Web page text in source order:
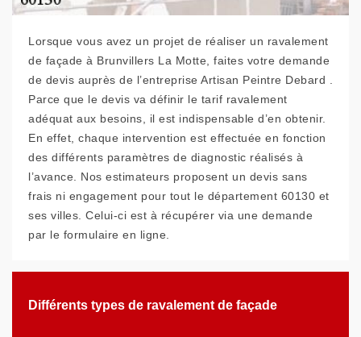
Lorsque vous avez un projet de réaliser un ravalement
de façade à Brunvillers La Motte, faites votre demande
de devis auprès de l’entreprise Artisan Peintre Debard .
Parce que le devis va définir le tarif ravalement
adéquat aux besoins, il est indispensable d’en obtenir.
En effet, chaque intervention est effectuée en fonction
des différents paramètres de diagnostic réalisés à
l’avance. Nos estimateurs proposent un devis sans
frais ni engagement pour tout le département 60130 et
ses villes. Celui-ci est à récupérer via une demande
par le formulaire en ligne.
Différents types de ravalement de façade